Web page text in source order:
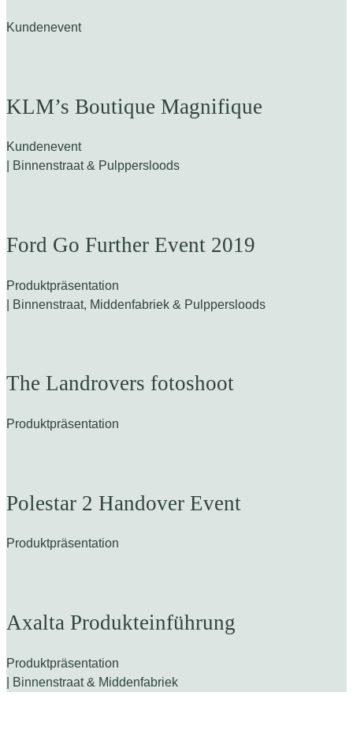
Kundenevent
KLM’s Boutique Magnifique
Kundenevent
| Binnenstraat & Pulppersloods
Ford Go Further Event 2019
Produktpräsentation
| Binnenstraat, Middenfabriek & Pulppersloods
The Landrovers fotoshoot
Produktpräsentation
Polestar 2 Handover Event
Produktpräsentation
Axalta Produkteinführung
Produktpräsentation
| Binnenstraat & Middenfabriek